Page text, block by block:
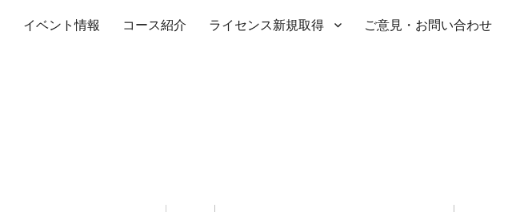
イベント情報 コース紹介 ライセンス新規取得 ご意見・お問い合わせ